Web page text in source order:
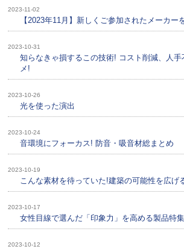
2023-11-02
【2023年11月】新しくご参加されたメーカー
2023-10-31
知らなきゃ損するこの技術! コスト削減、人手
メ!
2023-10-26
光を使った演出
2023-10-24
音環境にフォーカス! 防音・吸音材総まとめ
2023-10-19
こんな素材を待っていた!建築の可能性を広げ
2023-10-17
女性目線で選んだ「印象力」を高める製品特集
2023-10-12